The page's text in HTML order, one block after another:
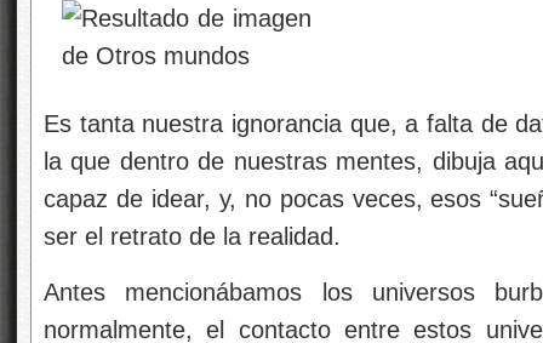
Es tanta nuestra ignorancia que, a falta de
la que dentro de nuestras mentes, dibuja
capaz de idear, y, no pocas veces, esos
ser el retrato de la realidad.
Antes mencionábamos los universos
normalmente, el contacto entre estos